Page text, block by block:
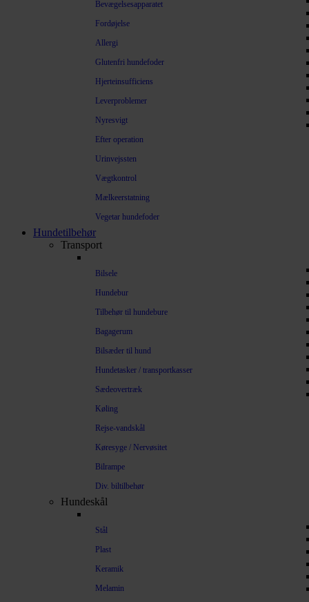
Bevægelsesapparatet
Fordøjelse
Allergi
Glutenfri hundefoder
Hjerteinsufficiens
Leverproblemer
Nyresvigt
Efter operation
Urinvejssten
Vægtkontrol
Mælkeerstatning
Vegetar hundefoder
Hundetilbehør
Transport
Bilsele
Hundebur
Tilbehør til hundebure
Bagagerum
Bilsæder til hund
Hundetasker / transportkasser
Sædeovertræk
Køling
Rejse-vandskål
Køresyge / Nervøsitet
Bilrampe
Div. biltilbehør
Hundeskål
Stål
Plast
Keramik
Melamin